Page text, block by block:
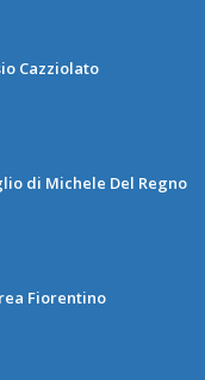
Cazziolato
di Michele Del Regno
Fiorentino